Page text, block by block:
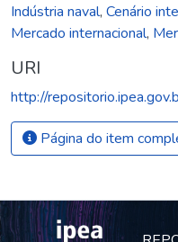
Indústria naval, Cenário
Mercado internacional,
URI
http://
Página do item